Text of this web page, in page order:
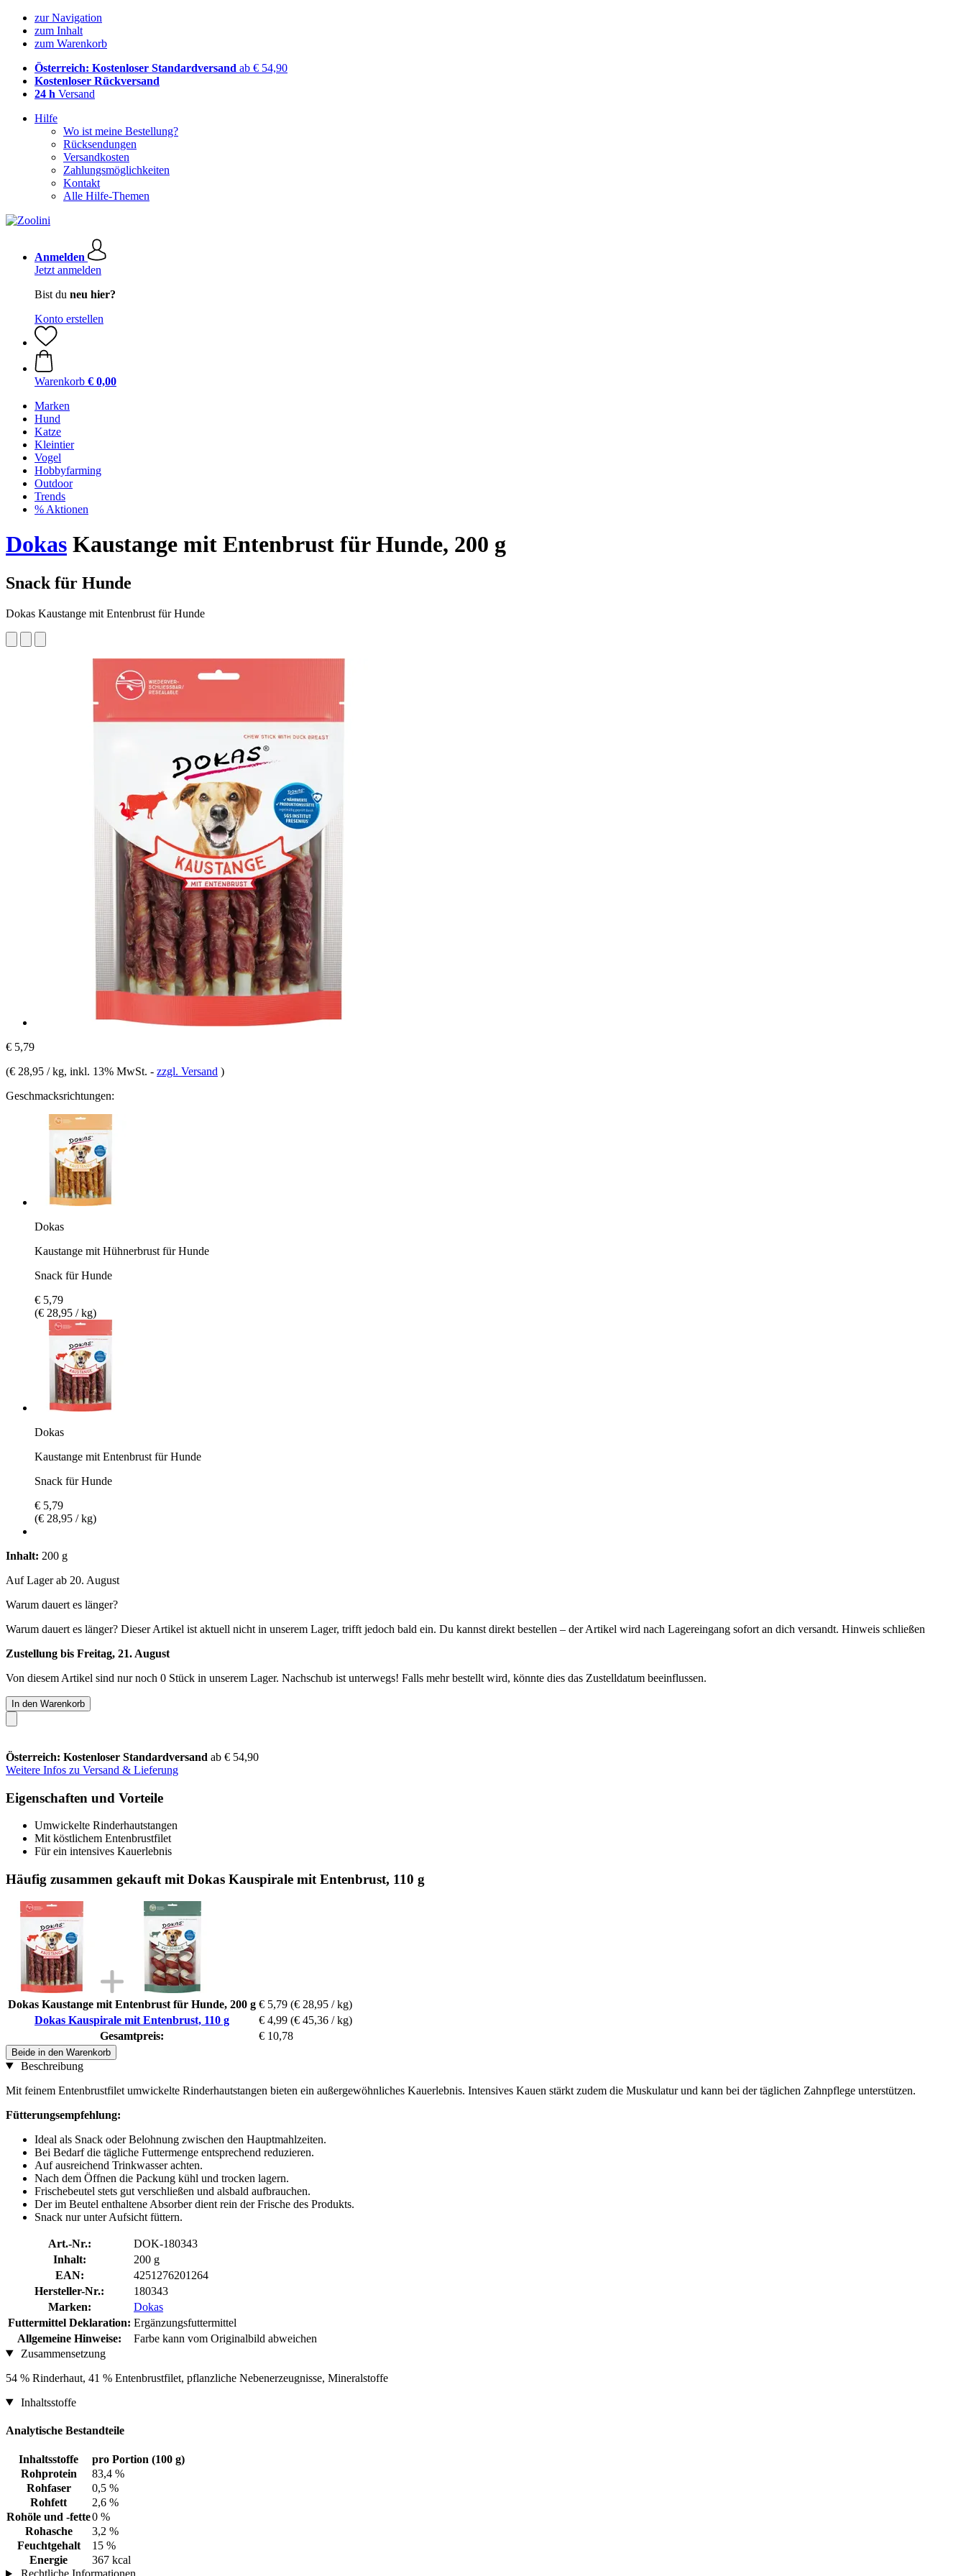
zur Navigation
zum Inhalt
zum Warenkorb
Österreich: Kostenloser Standardversand ab € 54,90
Kostenloser Rückversand
24 h Versand
Hilfe
Wo ist meine Bestellung?
Rücksendungen
Versandkosten
Zahlungsmöglichkeiten
Kontakt
Alle Hilfe-Themen
Anmelden
Jetzt anmelden
Bist du neu hier?
Konto erstellen
Warenkorb € 0,00
Marken
Hund
Katze
Kleintier
Vogel
Hobbyfarming
Outdoor
Trends
% Aktionen
Dokas Kaustange mit Entenbrust für Hunde, 200 g
Snack für Hunde
Dokas Kaustange mit Entenbrust für Hunde
€ 5,79
(€ 28,95 / kg, inkl. 13% MwSt. - zzgl. Versand )
Geschmacksrichtungen:
Dokas
Kaustange mit Hühnerbrust für Hunde
Snack für Hunde
€ 5,79
(€ 28,95 / kg)
Dokas
Kaustange mit Entenbrust für Hunde
Snack für Hunde
€ 5,79
(€ 28,95 / kg)
Inhalt: 200 g
Auf Lager ab 20. August
Warum dauert es länger?
Warum dauert es länger? Dieser Artikel ist aktuell nicht in unserem Lager, trifft jedoch bald ein. Du kannst direkt bestellen – der Artikel wird nach Lagereingang sofort an dich versandt. Hinweis schließen
Zustellung bis Freitag, 21. August
Von diesem Artikel sind nur noch 0 Stück in unserem Lager. Nachschub ist unterwegs! Falls mehr bestellt wird, könnte dies das Zustelldatum beeinflussen.
In den Warenkorb
Österreich: Kostenloser Standardversand ab € 54,90
Weitere Infos zu Versand & Lieferung
Eigenschaften und Vorteile
Umwickelte Rinderhautstangen
Mit köstlichem Entenbrustfilet
Für ein intensives Kauerlebnis
Häufig zusammen gekauft mit Dokas Kauspirale mit Entenbrust, 110 g
Dokas Kaustange mit Entenbrust für Hunde, 200 g € 5,79 (€ 28,95 / kg)
Dokas Kauspirale mit Entenbrust, 110 g
€ 4,99 (€ 45,36 / kg)
Gesamtpreis:
€ 10,78
Beide in den Warenkorb
Beschreibung
Mit feinem Entenbrustfilet umwickelte Rinderhautstangen bieten ein außergewöhnliches Kauerlebnis. Intensives Kauen stärkt zudem die Muskulatur und kann bei der täglichen Zahnpflege unterstützen.
Fütterungsempfehlung:
Ideal als Snack oder Belohnung zwischen den Hauptmahlzeiten.
Bei Bedarf die tägliche Futtermenge entsprechend reduzieren.
Auf ausreichend Trinkwasser achten.
Nach dem Öffnen die Packung kühl und trocken lagern.
Frischebeutel stets gut verschließen und alsbald aufbrauchen.
Der im Beutel enthaltene Absorber dient rein der Frische des Produkts.
Snack nur unter Aufsicht füttern.
Art.-Nr.:
DOK-180343
Inhalt:
200 g
EAN:
4251276201264
Hersteller-Nr.:
180343
Marken:
Dokas
Futtermittel Deklaration: Ergänzungsfuttermittel
Allgemeine Hinweise:
Farbe kann vom Originalbild abweichen
Zusammensetzung
54 % Rinderhaut, 41 % Entenbrustfilet, pflanzliche Nebenerzeugnisse, Mineralstoffe
Inhaltsstoffe
Analytische Bestandteile
Inhaltsstoffe
pro Portion (100 g)
Rohprotein
83,4 %
Rohfaser
0,5 %
Rohfett
2,6 %
Rohöle und -fette0 %
Rohasche
3,2 %
Feuchtgehalt
15 %
Energie
367 kcal